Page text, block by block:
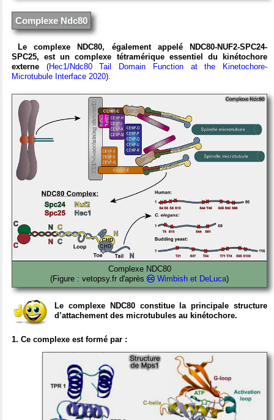
Complexe Ndc80
Le complexe NDC80, également appelé NDC80-NUF2-SPC24-
SPC25, est un complexe tétramérique essentiel du kinétochore
externe (Hec1/Ndc80 Tail Domain Function at the Kinetochore-
Microtubule Interface 2020).
Complexe NDC80
(Figure : vetopsy.fr d'après
Wimbish et DeLuca)
Le complexe NDC80constitue la principale structure
d’attachement des microtubules au kinétochore.
1. Ce complexe est formé par :